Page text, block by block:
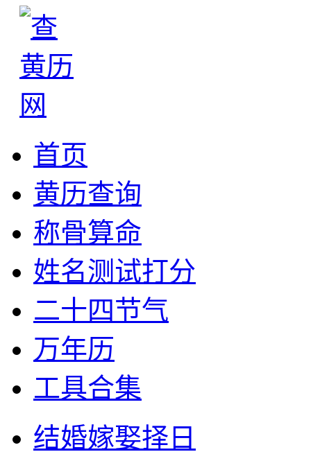
首页
黄历查询
称骨算命
姓名测试打分
二十四节气
万年历
工具合集
结婚嫁娶择日